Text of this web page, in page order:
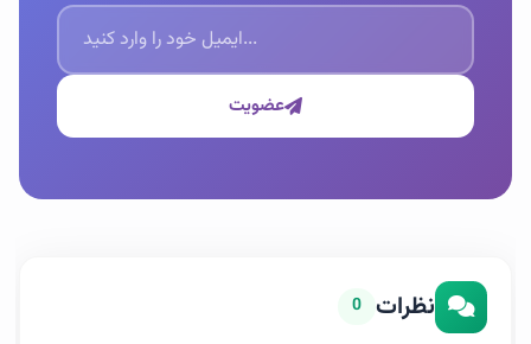
عضویت
نظرات 0